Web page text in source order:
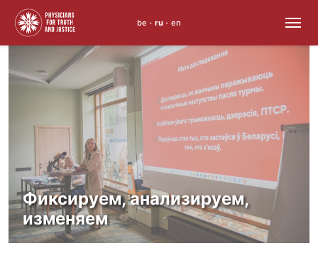
to
content
be • ru • en
Фиксируем, анализируем,
изменяем